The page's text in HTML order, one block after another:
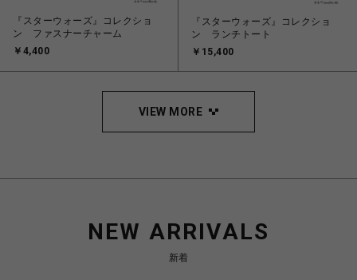
『スターウォーズ』コレクショ
ン ファスナーチャーム
￥4,400
『スターウォーズ』コレクショ
ン ランチトート
￥15,400
VIEW MORE
NEW ARRIVALS
新着